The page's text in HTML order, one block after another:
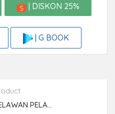
| DISKON 25%
| G BOOK
PELA...